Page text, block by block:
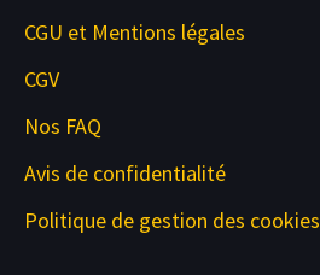
CGU et Mentions légales
CGV
Nos FAQ
Avis de confidentialité
Politique de gestion des cookies